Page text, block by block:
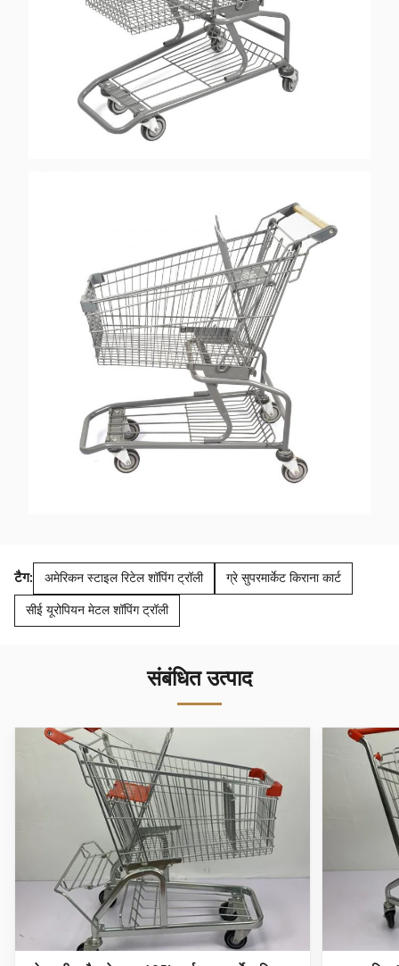
टैग: अमेरिकन स्टाइल रिटेल शॉपिंग ट्रॉली ग्रे सुपरमार्केट किराना कार्ट
सीई यूरोपियन मेटल शॉपिंग ट्रॉली
संबंधित उत्पाद